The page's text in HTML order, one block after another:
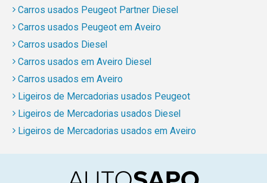
Carros usados Peugeot Partner Diesel
Carros usados Peugeot em Aveiro
Carros usados Diesel
Carros usados em Aveiro Diesel
Carros usados em Aveiro
Ligeiros de Mercadorias usados Peugeot
Ligeiros de Mercadorias usados Diesel
Ligeiros de Mercadorias usados em Aveiro